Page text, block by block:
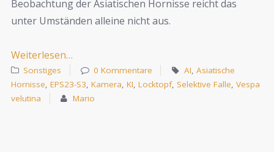
Beobachtung der Asiatischen Hornisse reicht das
unter Umständen alleine nicht aus.
Weiterlesen…
Sonstiges 0 Kommentare AI, Asiatische
Hornisse, EPS23-S3, Kamera, KI, Locktopf, Selektive Falle, Vespa
velutina
Mario